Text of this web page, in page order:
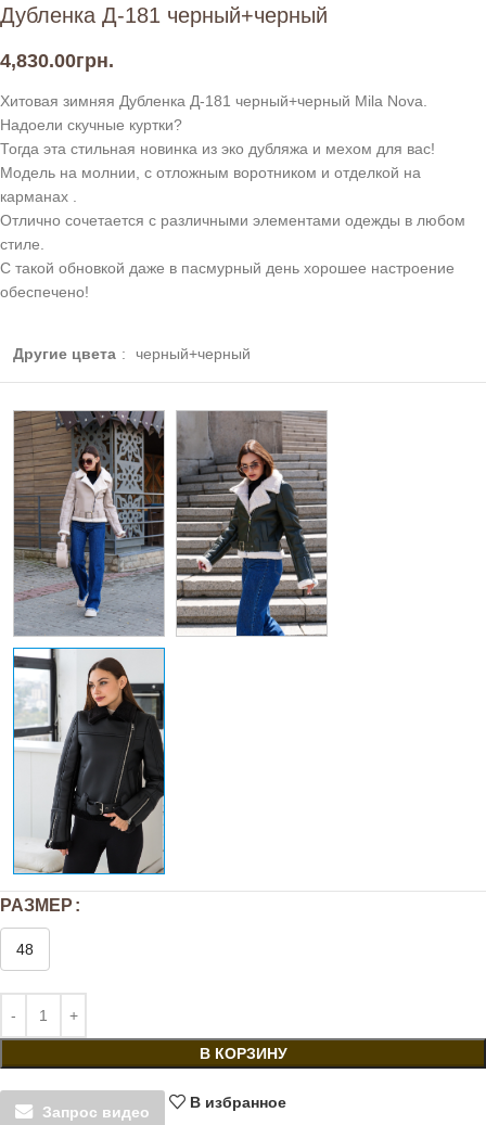
Дубленка Д-181 черный+черный
4,830.00грн.
Хитовая зимняя Дубленка Д-181 черный+черный Mila Nova.
Надоели скучные куртки?
Тогда эта стильная новинка из эко дубляжа и мехом для вас!
Модель на молнии, с отложным воротником и отделкой на
карманах .
Отлично сочетается с различными элементами одежды в любом
стиле.
С такой обновкой даже в пасмурный день хорошее настроение
обеспечено!
Другие цвета : черный+черный
РАЗМЕР
48
В КОРЗИНУ
Запрос видео
В избранное